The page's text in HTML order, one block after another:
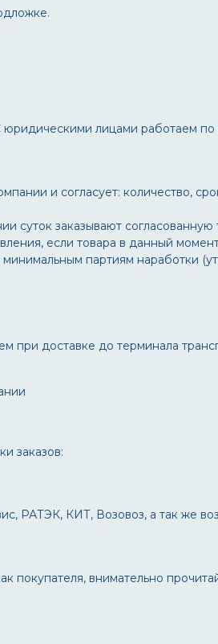
лицами работаем
и согласует: количество,
суток заказывают
если товара в данный
партиям наработки
при доставке до терминала
заказов:
РАТЭК, КИТ, Возовоз, а так же
покупателя, внимательно